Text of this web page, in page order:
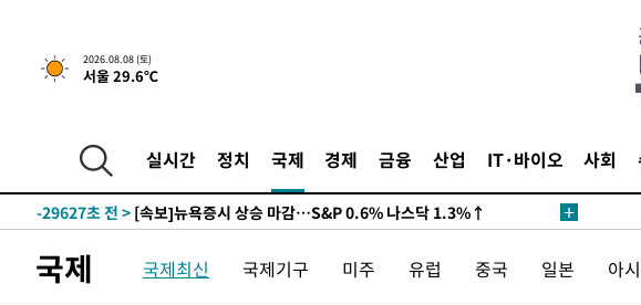
2026.08.08 (토)
서울 29.6℃
실시간 정치 국제 경제 금융 산업 IT·바이오 사회
-29627초 전 > [속보]뉴욕증시 상승 마감…S&P 0.6% 나스닥 1.3%↑
국제 국제최신 국제기구 미주 유럽 중국 일본 아